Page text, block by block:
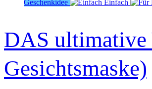
Geschenkidee
Einfach
DAS ultimative
Gesichtsmaske)